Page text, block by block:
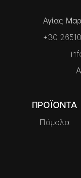
Αγίας
+30
ΠΡΟΪΟΝΤΑ
Πόμολα